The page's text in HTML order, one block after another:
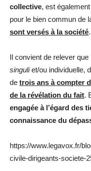
collective, est
pour le bien commun de
sont versés à la société.
Il convient de relever que
singuliet/ou individuelle,
de trois ans à compter
de la révélation du fait.
engagée à l’égard des
connaissance du
https://www.legavox.fr/
civile-dirigeants-societe-